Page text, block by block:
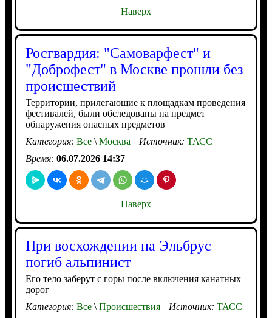
Наверх
Росгвардия: "Самоварфест" и
"Доброфест" в Москве прошли без
происшествий
Территории, прилегающие к площадкам проведения
фестивалей, были обследованы на предмет
обнаружения опасных предметов
Категория: Все\Москва Источник: ТАСС
Время: 06.07.2026 14:37
Наверх
При восхождении на Эльбрус
погиб альпинист
Его тело заберут с горы после включения канатных
дорог
Категория: Все\Происшествия Источник: ТАСС